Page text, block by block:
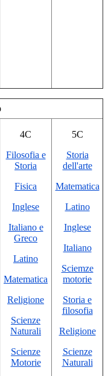
4C
Filosofia e
Storia
Fisica
Inglese
Italiano e
Greco
Latino
Matematica
Religione
Scienze
Naturali
Scienze
Motorie
5C
Storia
dell'arte
Matematica
Latino
Inglese
Italiano
Sciemze
motorie
Storia e
filosofia
Religione
Scienze
Naturali